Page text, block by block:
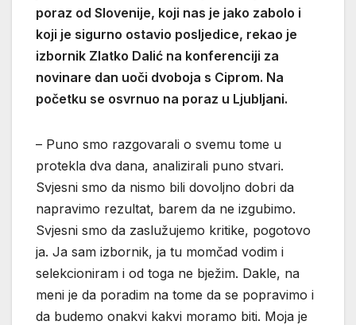
poraz od Slovenije, koji nas je jako zabolo i
koji je sigurno ostavio posljedice, rekao je
izbornik Zlatko Dalić na konferenciji za
novinare dan uoči dvoboja s Ciprom. Na
početku se osvrnuo na poraz u Ljubljani.
– Puno smo razgovarali o svemu tome u
protekla dva dana, analizirali puno stvari.
Svjesni smo da nismo bili dovoljno dobri da
napravimo rezultat, barem da ne izgubimo.
Svjesni smo da zaslužujemo kritike, pogotovo
ja. Ja sam izbornik, ja tu momčad vodim i
selekcioniram i od toga ne bježim. Dakle, na
meni je da poradim na tome da se popravimo i
da budemo onakvi kakvi moramo biti. Moja je